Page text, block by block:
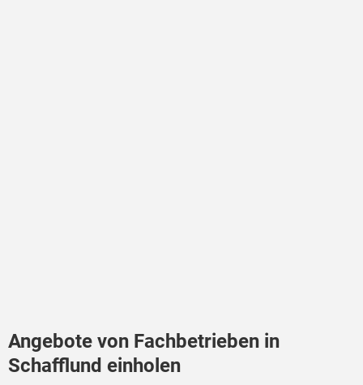
Angebote von Fachbetrieben in
Schafflund einholen